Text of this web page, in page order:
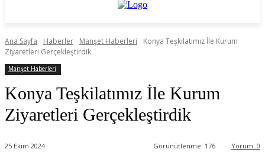
Ana Sayfa Haberler Manşet Haberleri
Konya Teşkilatımız İle Kurum
Ziyaretleri Gerçekleştirdik
Manşet Haberleri
Konya Teşkilatımız İle Kurum
Ziyaretleri Gerçekleştirdik
25 Ekim 2024 Yorum: 0
Görünütlenme: 176